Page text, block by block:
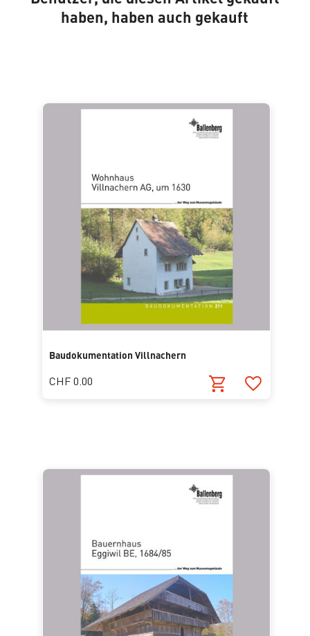
haben, haben auch gekauft
Baudokumentation Villnachern
CHF 0.00